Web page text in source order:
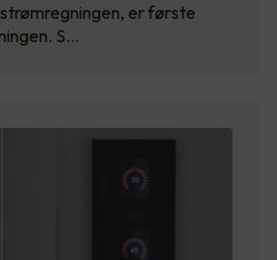
er første
S…